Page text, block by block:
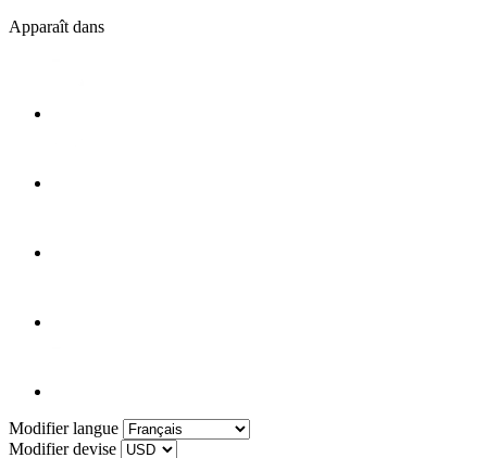
Apparaît dans
Modifier langue
Modifier devise